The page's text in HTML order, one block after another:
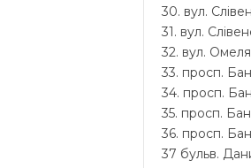
30. вул.
31. вул.
32. вул.
33. просп.
34. просп.
35. просп.
36. просп.
37 бульв.